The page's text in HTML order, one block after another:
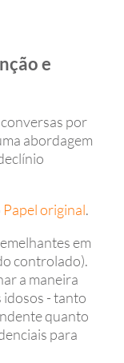
e
por
abordagem
Papel original.
em
controlado).
a maneira
idosos - tanto
quanto
para